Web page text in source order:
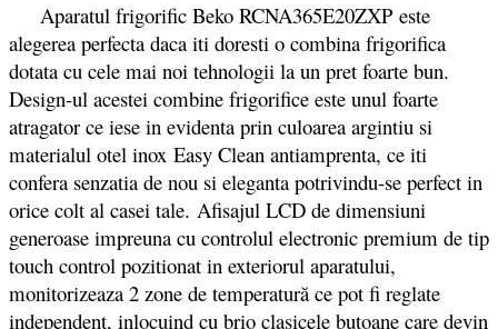
Aparatul frigorific Beko RCNA365E20ZXP este
alegerea perfecta daca iti doresti o combina frigorifica
dotata cu cele mai noi tehnologii la un pret foarte bun.
Design-ul acestei combine frigorifice este unul foarte
atragator ce iese in evidenta prin culoarea argintiu si
materialul otel inox Easy Clean antiamprenta, ce iti
confera senzatia de nou si eleganta potrivindu-se perfect in
orice colt al casei tale. Afisajul LCD de dimensiuni
generoase impreuna cu controlul electronic premium de tip
touch control pozitionat in exteriorul aparatului,
monitorizeaza 2 zone de temperatură ce pot fi reglate
independent, inlocuind cu brio clasicele butoane care devin